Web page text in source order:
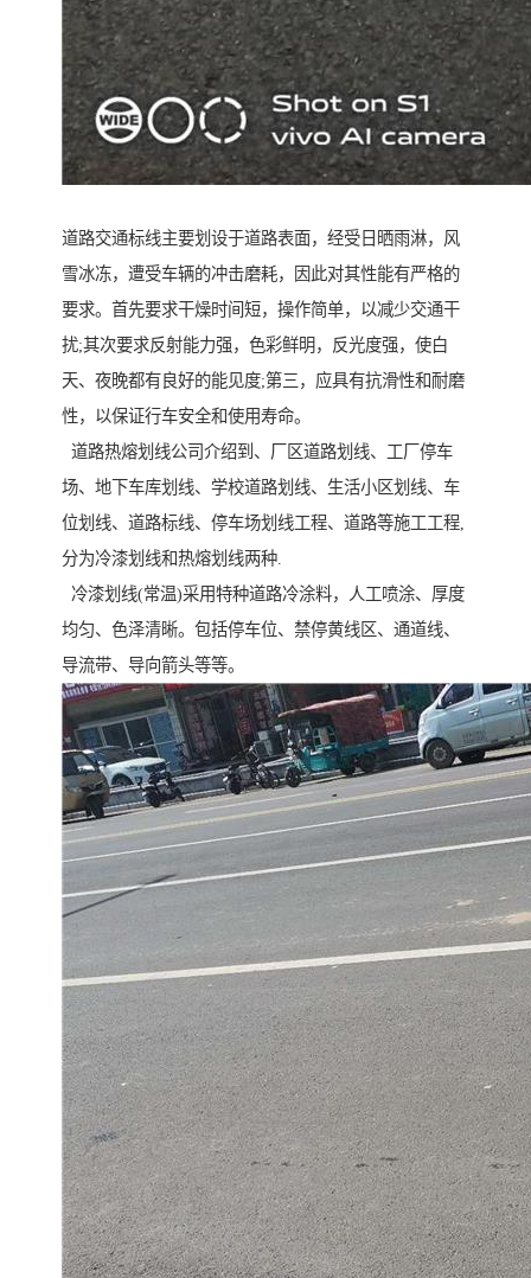
道路交通标线主要划设于道路表面，经受日晒雨淋，风
雪冰冻，遭受车辆的冲击磨耗，因此对其性能有严格的
要求。首先要求干燥时间短，操作简单，以减少交通干
扰;其次要求反射能力强，色彩鲜明，反光度强，使白
天、夜晚都有良好的能见度;第三，应具有抗滑性和耐磨
性，以保证行车安全和使用寿命。
道路热熔划线公司介绍到、厂区道路划线、工厂停车
场、地下车库划线、学校道路划线、生活小区划线、车
位划线、道路标线、停车场划线工程、道路等施工工程,
分为冷漆划线和热熔划线两种.
冷漆划线(常温)采用特种道路冷涂料，人工喷涂、厚度
均匀、色泽清晰。包括停车位、禁停黄线区、通道线、
导流带、导向箭头等等。